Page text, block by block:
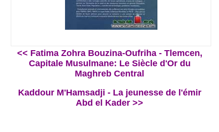
<< Fatima Zohra Bouzina-Oufriha - Tlemcen,
Capitale Musulmane: Le Siècle d'Or du
Maghreb Central
Kaddour M'Hamsadji - La jeunesse de l'émir
Abd el Kader >>